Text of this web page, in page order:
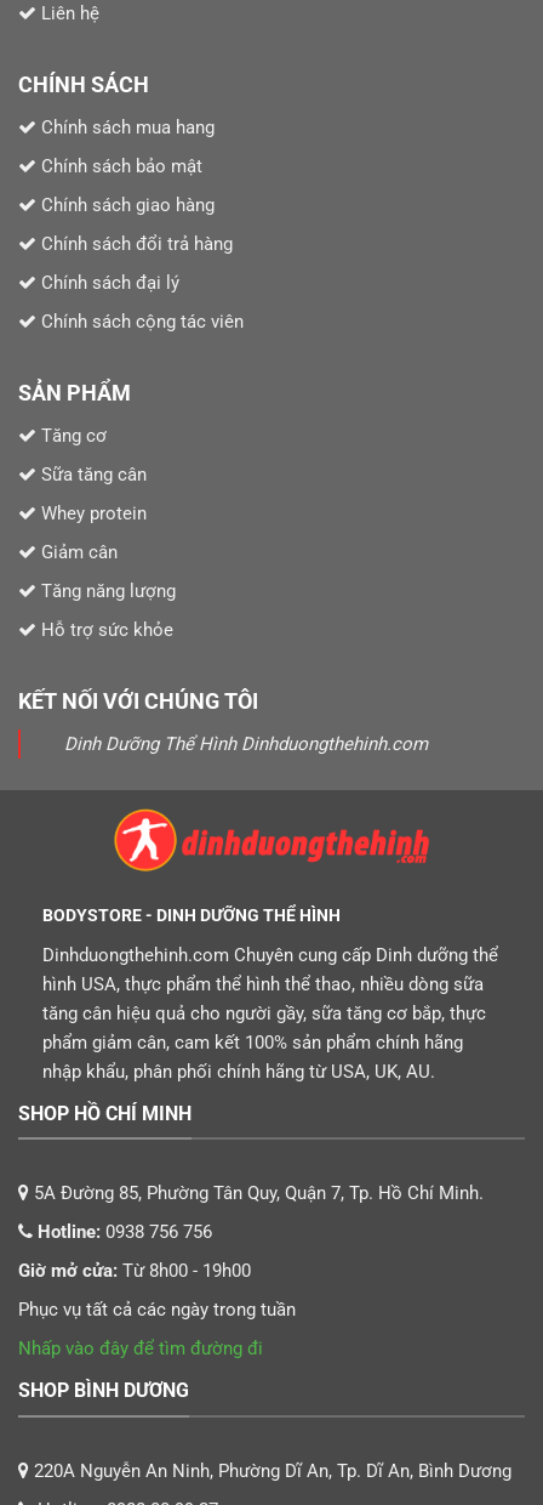
Liên hệ
CHÍNH SÁCH
Chính sách mua hang
Chính sách bảo mật
Chính sách giao hàng
Chính sách đổi trả hàng
Chính sách đại lý
Chính sách cộng tác viên
SẢN PHẨM
Tăng cơ
Sữa tăng cân
Whey protein
Giảm cân
Tăng năng lượng
Hỗ trợ sức khỏe
KẾT NỐI VỚI CHÚNG TÔI
Dinh Dưỡng Thể Hình Dinhduongthehinh.com
BODYSTORE - DINH DƯỠNG THỂ HÌNH
Dinhduongthehinh.com Chuyên cung cấp Dinh dưỡng thể
hình USA, thực phẩm thể hình thể thao, nhiều dòng sữa
tăng cân hiệu quả cho người gầy, sữa tăng cơ bắp, thực
phẩm giảm cân, cam kết 100% sản phẩm chính hãng
nhập khẩu, phân phối chính hãng từ USA, UK, AU.
SHOP HỒ CHÍ MINH
5A Đường 85, Phường Tân Quy, Quận 7, Tp. Hồ Chí Minh.
Hotline: 0938 756 756
Giờ mở cửa: Từ 8h00 - 19h00
Phục vụ tất cả các ngày trong tuần
Nhấp vào đây để tìm đường đi
SHOP BÌNH DƯƠNG
220A Nguyễn An Ninh, Phường Dĩ An, Tp. Dĩ An, Bình Dương